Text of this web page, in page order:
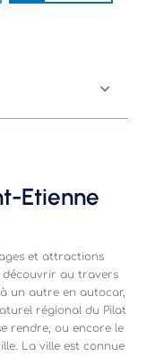
Etienne
et attractions
découvrir au travers
un autre en autocar,
régional du Pilat
rendre, ou encore le
La ville est connue